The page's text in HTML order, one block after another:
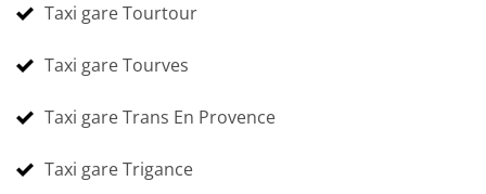
Taxi gare Tourtour
Taxi gare Tourves
Taxi gare Trans En Provence
Taxi gare Trigance